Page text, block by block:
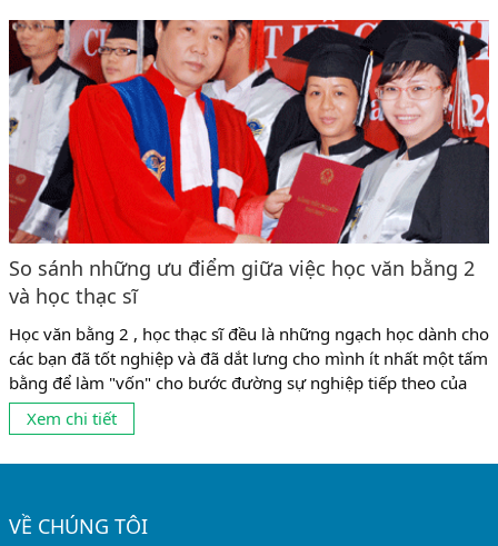
So sánh những ưu điểm giữa việc học văn bằng 2
và học thạc sĩ
Học văn bằng 2 , học thạc sĩ đều là những ngạch học dành cho
các bạn đã tốt nghiệp và đã dắt lưng cho mình ít nhất một tấm
bằng để làm "vốn" cho bước đường sự nghiệp tiếp theo của
mình . 2 ngạch học trên đều có những mặt mạnh và những ưu
điểm riêng biệt ....
Xem chi tiết
VỀ CHÚNG TÔI